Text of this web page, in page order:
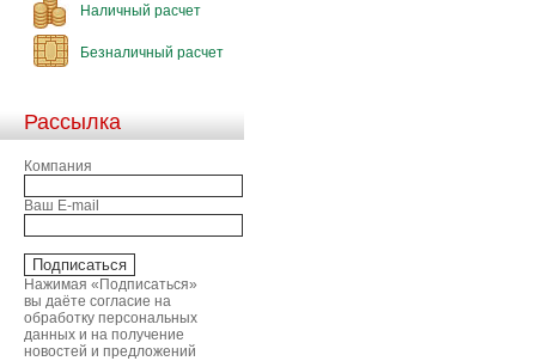
Наличный расчет
Безналичный расчет
Рассылка
Компания
Ваш E-mail
Нажимая «Подписаться»
вы даёте согласие на
обработку персональных
данных и на получение
новостей и предложений